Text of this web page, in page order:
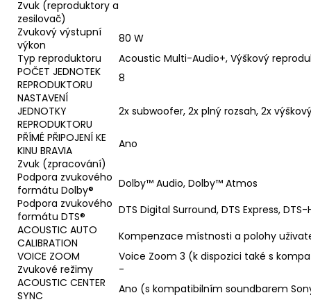
Zvuk (reproduktory a
zesilovač)
Zvukový výstupní
výkon
80 W
Typ reproduktoru
Acoustic Multi-Audio+, Výškový
POČET JEDNOTEK
REPRODUKTORU
8
NASTAVENÍ
JEDNOTKY
REPRODUKTORU
2x subwoofer, 2x plný rozsah, 2x
PŘÍMÉ PŘIPOJENÍ KE
KINU BRAVIA
Ano
Zvuk (zpracování)
Podpora zvukového
formátu Dolby®
Dolby™ Audio, Dolby™ Atmos
Podpora zvukového
formátu DTS®
DTS Digital Surround, DTS Express,
ACOUSTIC AUTO
CALIBRATION
Kompenzace místnosti a polohy
VOICE ZOOM
Voice Zoom 3 (k dispozici také s
Zvukové režimy
-
ACOUSTIC CENTER
SYNC
Ano (s kompatibilním soundbarem